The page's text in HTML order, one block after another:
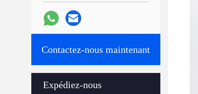
Contactez-nous maintenant
Expédiez-nous